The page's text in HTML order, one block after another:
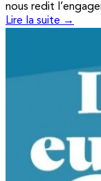
nous redit
Lire la suite →